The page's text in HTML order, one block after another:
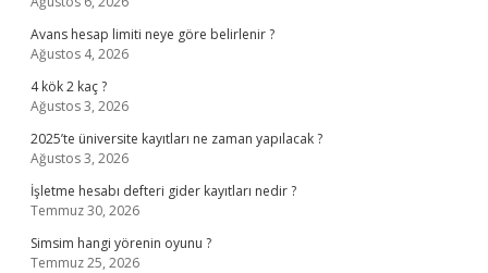
Avans hesap limiti neye göre belirlenir ?
Ağustos 4, 2026
4 kök 2 kaç ?
Ağustos 3, 2026
2025’te üniversite kayıtları ne zaman yapılacak ?
Ağustos 3, 2026
İşletme hesabı defteri gider kayıtları nedir ?
Temmuz 30, 2026
Simsim hangi yörenin oyunu ?
Temmuz 25, 2026